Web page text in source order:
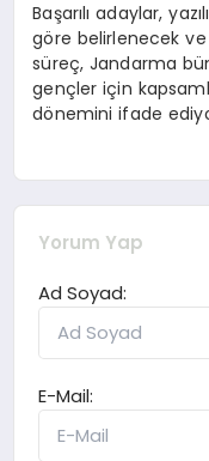
Başarılı adaylar,
göre belirlenecek
süreç, Jandarma
gençler için
dönemini ifade
Yorum Yap
Ad Soyad:
E-Mail: